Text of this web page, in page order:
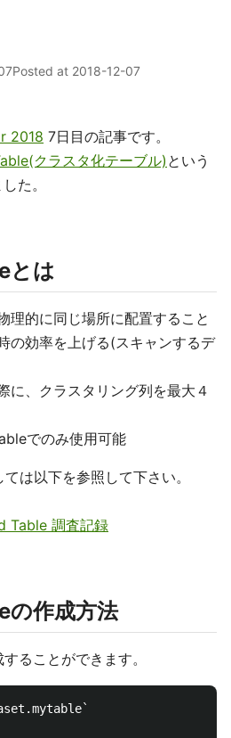
Posted at 2018-12-07
2018 7日目の記事です。
クラスタ化テーブル) という
た。
とは
理的に同じ場所に配置すること
の効率を上げる(スキャンするデ
に、クラスタリング列を最大４
でのみ使用可能
は以下を参照して下さい。
Table 調査記録
作成方法
ることができます。